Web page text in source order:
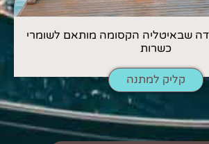
שבאיטליה הקסומה מותאם לשומרי
כשרות
קליק למתנה